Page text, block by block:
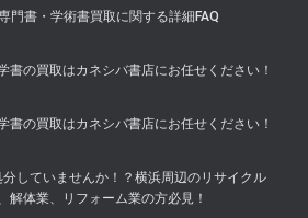
門書・学術書買取に関する詳細FAQ
書の買取はカネシバ書店にお任せください！
書の買取はカネシバ書店にお任せください！
していませんか！？横浜周辺のリサイクル
解体業、リフォーム業の方必見！